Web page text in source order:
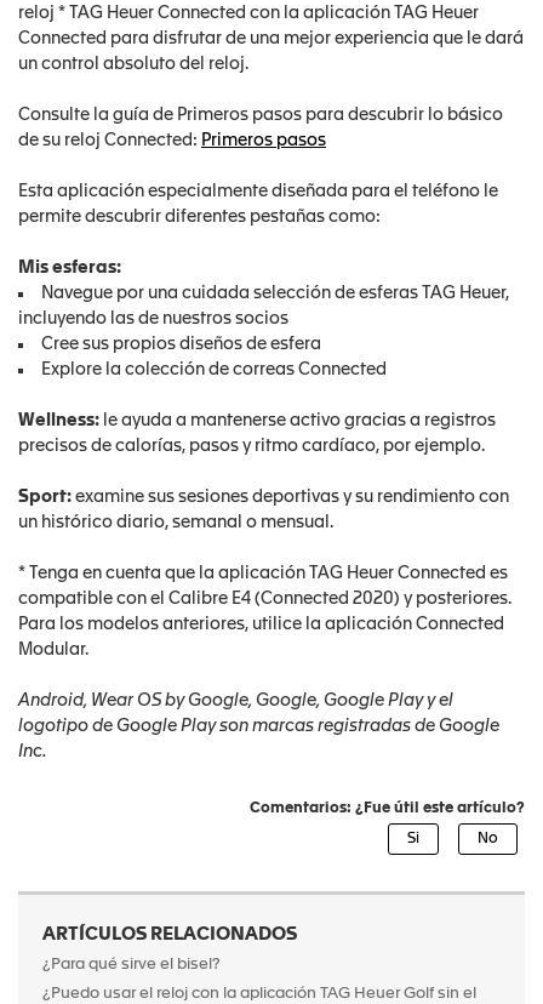
reloj * TAG Heuer Connected con la aplicación TAG Heuer
Connected para disfrutar de una mejor experiencia que le dará
un control absoluto del reloj.
Consulte la guía de Primeros pasos para descubrir lo básico
de su reloj Connected: Primeros pasos
Esta aplicación especialmente diseñada para el teléfono le
permite descubrir diferentes pestañas como:
Mis esferas:
Navegue por una cuidada selección de esferas TAG Heuer,
incluyendo las de nuestros socios
Cree sus propios diseños de esfera
Explore la colección de correas Connected
Wellness: le ayuda a mantenerse activo gracias a registros
precisos de calorías, pasos y ritmo cardíaco, por ejemplo.
Sport: examine sus sesiones deportivas y su rendimiento con
un histórico diario, semanal o mensual.
* Tenga en cuenta que la aplicación TAG Heuer Connected es
compatible con el Calibre E4 (Connected 2020) y posteriores.
Para los modelos anteriores, utilice la aplicación Connected
Modular.
Android, Wear OS by Google, Google, Google Play y el
logotipo de Google Play son marcas registradas de Google
Inc.
Comentarios: ¿Fue útil este artículo?
ARTÍCULOS RELACIONADOS
¿Para qué sirve el bisel?
¿Puedo usar el reloj con la aplicación TAG Heuer Golf sin el